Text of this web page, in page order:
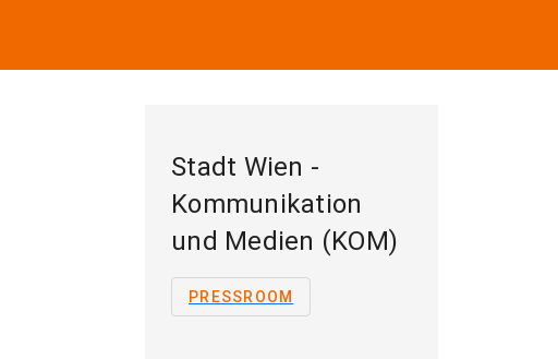
Stadt Wien -
Kommunikation
und Medien (KOM)
PRESSROOM